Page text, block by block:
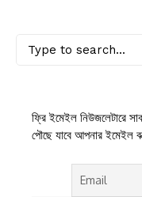
ফ্রি ইমেইল নিউজলেটারে
পৌছে যাবে আপনার ইমেইল